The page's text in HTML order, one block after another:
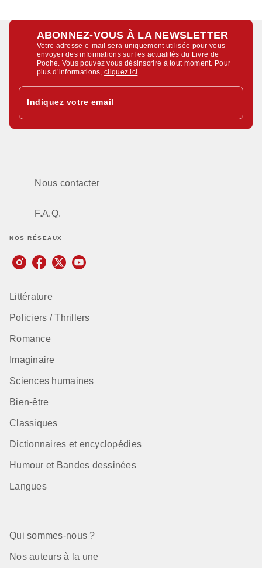
ABONNEZ-VOUS À LA NEWSLETTER
Votre adresse e-mail sera uniquement utilisée pour vous
envoyer des informations sur les actualités du Livre de
Poche. Vous pouvez vous désinscrire à tout moment. Pour
plus d’informations,cliquez ici
Indiquez votre email
Nous contacter
F.A.Q.
NOS RÉSEAUX
Littérature
Policiers / Thrillers
Romance
Imaginaire
Sciences humaines
Bien-être
Classiques
Dictionnaires et encyclopédies
Humour et Bandes dessinées
Langues
Qui sommes-nous ?
Nos auteurs à la une